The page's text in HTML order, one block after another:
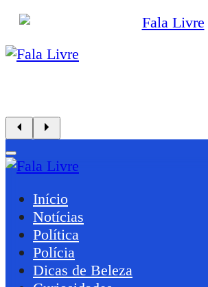
Início
Notícias
Política
Polícia
Dicas de Beleza